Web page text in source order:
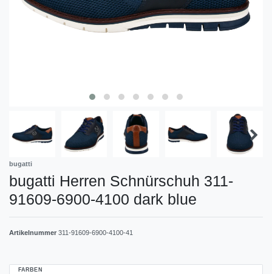
bugatti
bugatti Herren Schnürschuh 311-
91609-6900-4100 dark blue
Artikelnummer 311-91609-6900-4100-41
FARBEN